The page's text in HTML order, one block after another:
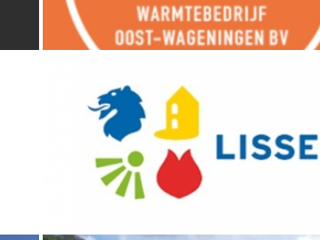
contractadvies